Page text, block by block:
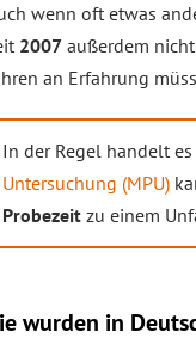
wenn oft etwas
2007 außerdem
an Erfahrung
In der Regel handelt
Untersuchung (MPU)
Probezeit zu einem
wurden in